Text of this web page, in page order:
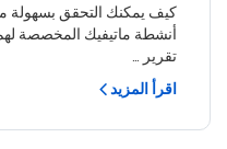
كيف يمكنك التحقق بسهولة
أنشطة ماتيفيك المخصصة
تقرير …
اقرأ المزيد